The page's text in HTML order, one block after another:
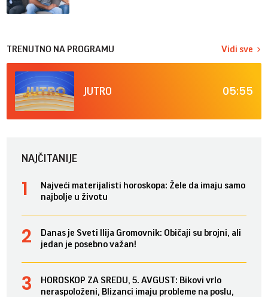
TRENUTNO NA PROGRAMU Vidi sve
JUTRO 05:55
NAJČITANIJE
Najveći materijalisti horoskopa: Žele da imaju samo
najbolje u životu
Danas je Sveti Ilija Gromovnik: Običaji su brojni, ali
jedan je posebno važan!
HOROSKOP ZA SREDU, 5. AVGUST: Bikovi vrlo
neraspoloženi, Blizanci imaju probleme na poslu,